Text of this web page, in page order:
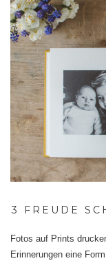
3 FREUDE
Fotos auf Prints
Erinnerungen eine